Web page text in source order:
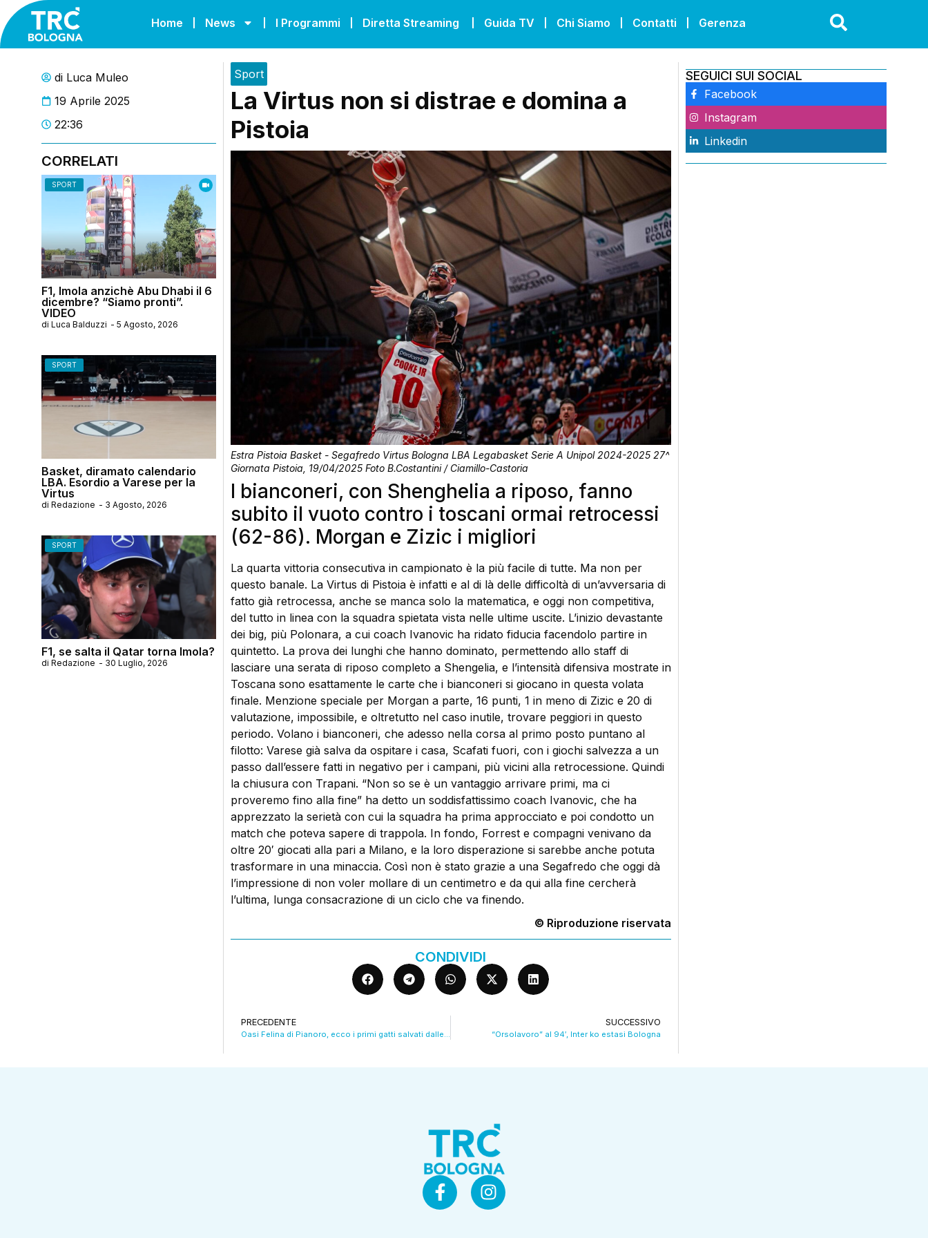
Home News I Programmi Diretta Streaming Guida TV Chi Siamo Contatti Gerenza
di Luca Muleo
19 Aprile 2025
22:36
CORRELATI
SPORT
F1, Imola anzichè Abu Dhabi il 6
dicembre? “Siamo pronti”.
VIDEO
di Luca Balduzzi - 5 Agosto, 2026
SPORT
Basket, diramato calendario
LBA. Esordio a Varese per la
Virtus
di Redazione - 3 Agosto, 2026
SPORT
F1, se salta il Qatar torna Imola?
di Redazione - 30 Luglio, 2026
Sport
La Virtus non si distrae e domina a
Pistoia
Estra Pistoia Basket - Segafredo Virtus Bologna LBA Legabasket Serie A Unipol 2024-2025 27^
Giornata Pistoia, 19/04/2025 Foto B.Costantini / Ciamillo-Castoria
I bianconeri, con Shenghelia a riposo, fanno
subito il vuoto contro i toscani ormai retrocessi
(62-86). Morgan e Zizic i migliori
La quarta vittoria consecutiva in campionato è la più facile di tutte. Ma non per
questo banale. La Virtus di Pistoia è infatti e al di là delle difficoltà di un’avversaria di
fatto già retrocessa, anche se manca solo la matematica, e oggi non competitiva,
del tutto in linea con la squadra spietata vista nelle ultime uscite. L’inizio devastante
dei big, più Polonara, a cui coach Ivanovic ha ridato fiducia facendolo partire in
quintetto. La prova dei lunghi che hanno dominato, permettendo allo staff di
lasciare una serata di riposo completo a Shengelia, e l’intensità difensiva mostrate in
Toscana sono esattamente le carte che i bianconeri si giocano in questa volata
finale. Menzione speciale per Morgan a parte, 16 punti, 1 in meno di Zizic e 20 di
valutazione, impossibile, e oltretutto nel caso inutile, trovare peggiori in questo
periodo. Volano i bianconeri, che adesso nella corsa al primo posto puntano al
filotto: Varese già salva da ospitare i casa, Scafati fuori, con i giochi salvezza a un
passo dall’essere fatti in negativo per i campani, più vicini alla retrocessione. Quindi
la chiusura con Trapani. “Non so se è un vantaggio arrivare primi, ma ci
proveremo fino alla fine” ha detto un soddisfattissimo coach Ivanovic, che ha
apprezzato la serietà con cui la squadra ha prima approcciato e poi condotto un
match che poteva sapere di trappola. In fondo, Forrest e compagni venivano da
oltre 20′ giocati alla pari a Milano, e la loro disperazione si sarebbe anche potuta
trasformare in una minaccia. Così non è stato grazie a una Segafredo che oggi dà
l’impressione di non voler mollare di un centimetro e da qui alla fine cercherà
l’ultima, lunga consacrazione di un ciclo che va finendo.
© Riproduzione riservata
CONDIVIDI
PRECEDENTE
Oasi Felina di Pianoro, ecco i primi gatti salvati dalle violenze nella casa dell’orrore VIDEO
SUCCESSIVO
“Orsolavoro” al 94′, Inter ko estasi Bologna
SEGUICI SUI SOCIAL
Facebook
Instagram
Linkedin